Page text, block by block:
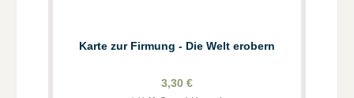
Karte zur Firmung - Die Welt erobern
3,30 €